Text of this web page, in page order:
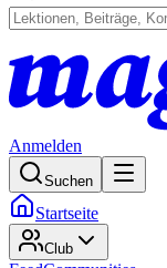
Anmelden
Suchen
Startseite
Club